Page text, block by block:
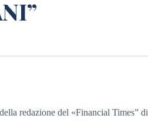
redazione del «Financial Times” di